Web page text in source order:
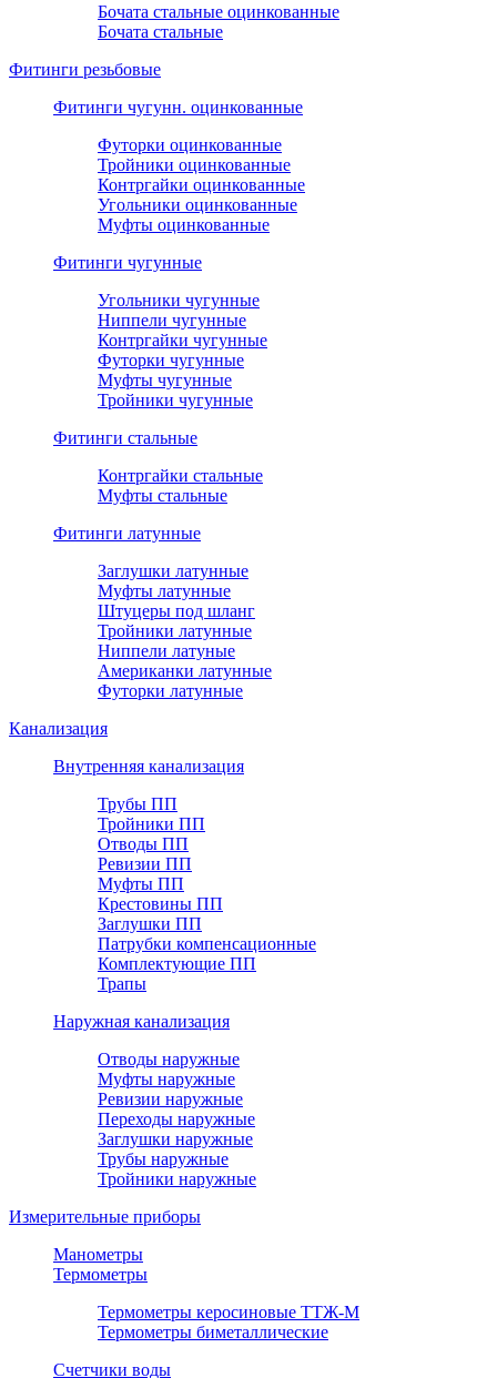
Бочата стальные оцинкованные
Бочата стальные
Фитинги резьбовые
Фитинги чугунн. оцинкованные
Футорки оцинкованные
Тройники оцинкованные
Контргайки оцинкованные
Угольники оцинкованные
Муфты оцинкованные
Фитинги чугунные
Угольники чугунные
Ниппели чугунные
Контргайки чугунные
Футорки чугунные
Муфты чугунные
Тройники чугунные
Фитинги стальные
Контргайки стальные
Муфты стальные
Фитинги латунные
Заглушки латунные
Муфты латунные
Штуцеры под шланг
Тройники латунные
Ниппели латуные
Американки латунные
Футорки латунные
Канализация
Внутренняя канализация
Трубы ПП
Тройники ПП
Отводы ПП
Ревизии ПП
Муфты ПП
Крестовины ПП
Заглушки ПП
Патрубки компенсационные
Комплектующие ПП
Трапы
Наружная канализация
Отводы наружные
Муфты наружные
Ревизии наружные
Переходы наружные
Заглушки наружные
Трубы наружные
Тройники наружные
Измерительные приборы
Манометры
Термометры
Термометры керосиновые ТТЖ-М
Термометры биметаллические
Счетчики воды